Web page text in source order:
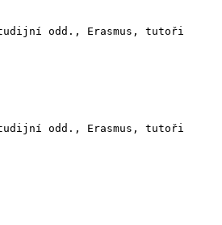
odd., Erasmus, tutoři
odd., Erasmus, tutoři